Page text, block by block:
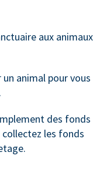
aux
animal pour vous
des fonds
les fonds